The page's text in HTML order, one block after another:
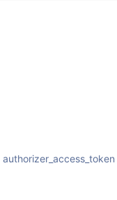
authorizer_access_token